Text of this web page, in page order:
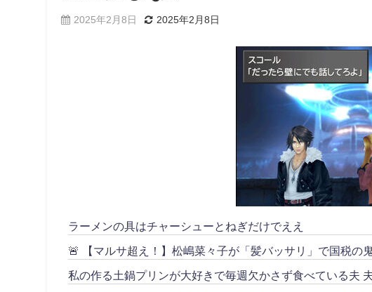
2025年2月8日 2025年2月8日
ラーメンの具はチャーシューとねぎだけでええ
🚨 【マルサ超え！】松嶋菜々子が「髪バッサリ」で国税の
私の作る土鍋プリンが大好きで毎週欠かさず食べている夫